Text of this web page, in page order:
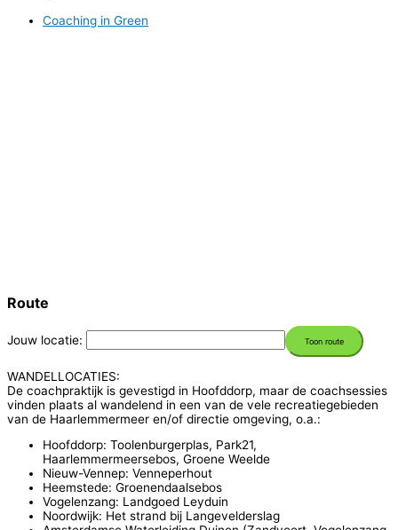
Coaching in Green
Route
Jouw locatie:
WANDELLOCATIES:
De coachpraktijk is gevestigd in Hoofddorp, maar de coachsessies
vinden plaats al wandelend in een van de vele recreatiegebieden
van de Haarlemmermeer en/of directie omgeving, o.a.:
Hoofddorp: Toolenburgerplas, Park21,
Haarlemmermeersebos, Groene Weelde
Nieuw-Vennep: Venneperhout
Heemstede: Groenendaalsebos
Vogelenzang: Landgoed Leyduin
Noordwijk: Het strand bij Langevelderslag